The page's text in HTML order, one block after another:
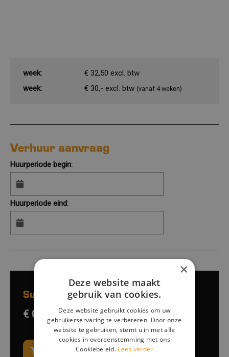
week:
€ 32,50 excl. btw
week:
€ 30,- excl. btw (vanaf 4 weken)
Verhuur aanvraag
Huurperiode begin:
Huurperiode eind:
Subtotaalprijs:
€ 0,- excl. btw
In winkelwagen / Opties kiezen
×
Deze website maakt
gebruik van cookies.
Deze website gebruikt cookies om uw
gebruikerservaring te verbeteren. Door onze
website te gebruiken, stemt u in met alle
cookies in overeenstemming met ons
Cookiebeleid. Lees verder